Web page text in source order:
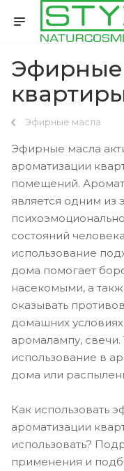
Эфирные
Эфирные масла
Эфирные масла
ароматизации
помещений.
является одним
состояний
использование
дома помогает
насекомыми, а
оказывать
домашних
аромалампу,
использование в
дома или
Как использовать
ароматизации
использовать?
применения и